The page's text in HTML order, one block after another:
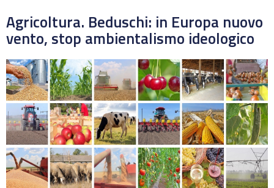
Agricoltura. Beduschi: in Europa nuovo
vento, stop ambientalismo ideologico